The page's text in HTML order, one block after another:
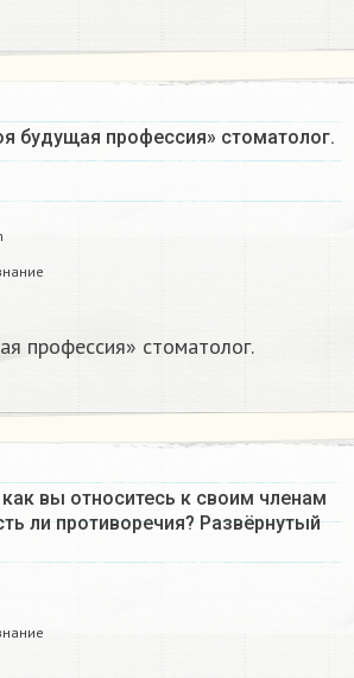
будущая профессия» стоматолог.
профессия» стоматолог.
вы относитесь к своим членам
ли противоречия? Развёрнутый